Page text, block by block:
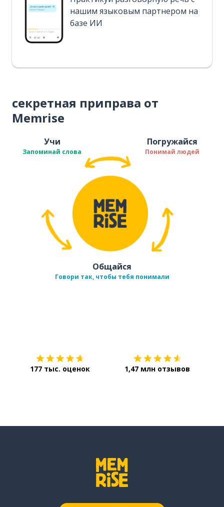
нашим языковым партнером на
базе ИИ
секретная приправа от
Memrise
Учи
Запоминай слова
Погружайся
Понимай людей
Общайся
Говори так, чтобы тебя понимали
177 тыс. оценок 1,47 млн отзывов